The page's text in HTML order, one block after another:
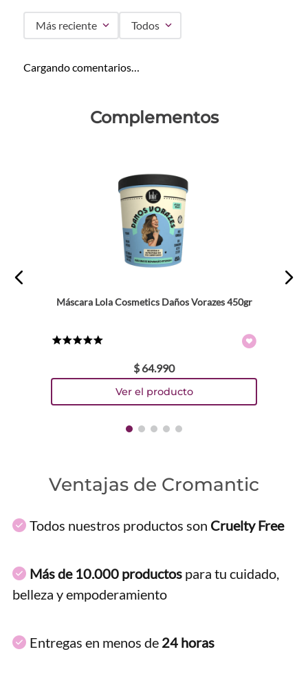
Más reciente Todos
Cargando comentarios…
Complementos
Máscara Lola Cosmetics Daños Vorazes 450gr
$ 64.990
Ventajas de Cromantic
Todos nuestros productos son Cruelty Free
Más de 10.000 productos para tu cuidado,
belleza y empoderamiento
Entregas en menos de 24 horas